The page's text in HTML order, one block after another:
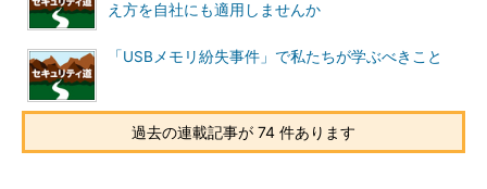
え方を自社にも適用しませんか
「USBメモリ紛失事件」で私たちが学ぶべきこと
過去の連載記事が 74 件あります